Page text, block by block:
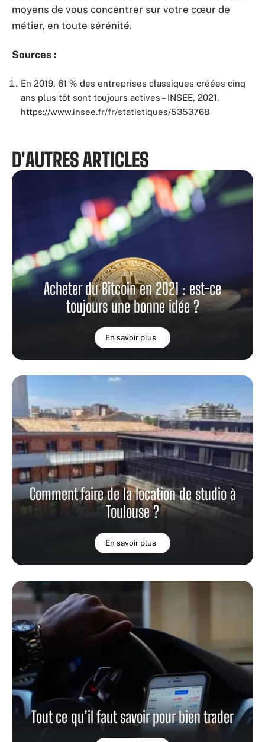
moyens de vous concentrer sur votre cœur de
métier, en toute sérénité.
Sources :
En 2019, 61 % des entreprises classiques créées cinq
ans plus tôt sont toujours actives – INSEE, 2021.
https://www.insee.fr/fr/statistiques/5353768
D'AUTRES ARTICLES
Acheter du Bitcoin en 2021 : est-ce
toujours une bonne idée ?
En savoir plus
Comment faire de la location de studio à
Toulouse ?
En savoir plus
Tout ce qu’il faut savoir pour bien trader